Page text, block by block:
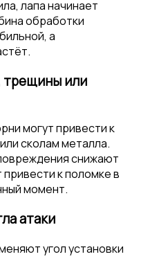
лапа начинает
обработки
а
или
могут привести к
сколам металла.
снижают
к поломке в
момент.
атаки
угол установки